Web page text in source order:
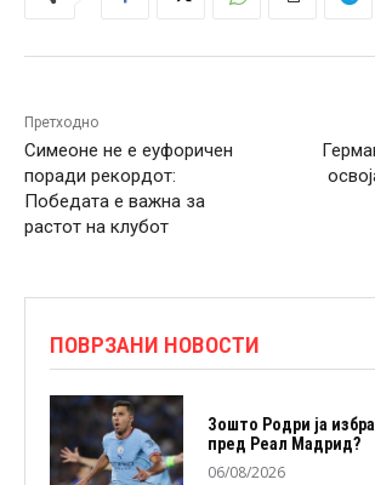
Претходно
Симеоне не е еуфоричен
поради рекордот:
Победата е важна за
растот на клубот
ПОВРЗАНИ НОВОСТИ
Зошто Родри ја
пред Реал Мадрид?
06/08/2026